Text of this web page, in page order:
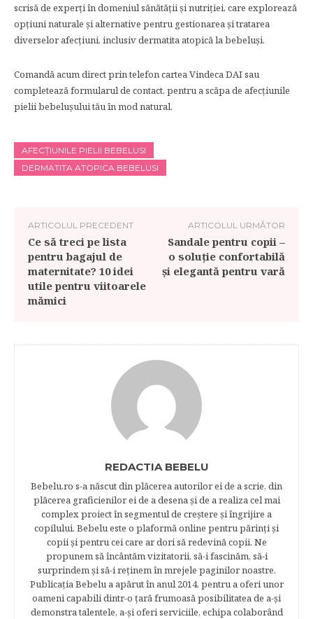
scrisă de experți în domeniul sănătății și nutriției, care explorează
opțiuni naturale și alternative pentru gestionarea și tratarea
diverselor afecțiuni, inclusiv dermatita atopică la bebeluși.
Comandă acum direct prin telefon cartea Vindeca DAI sau
completează formularul de contact, pentru a scăpa de afecțiunile
pielii bebelușului tău în mod natural.
AFECȚIUNILE PIELII BEBELUSI
DERMATITA ATOPICA BEBELUSI
ARTICOLUL PRECEDENT
Ce să treci pe lista
pentru bagajul de
maternitate? 10 idei
utile pentru viitoarele
mămici
ARTICOLUL URMĂTOR
Sandale pentru copii –
o soluție confortabilă
și elegantă pentru vară
REDACTIA BEBELU
Bebelu.ro s-a născut din plăcerea autorilor ei de a scrie, din
plăcerea graficienilor ei de a desena şi de a realiza cel mai
complex proiect în segmentul de creştere şi îngrijire a
copilului. Bebelu este o plaformă online pentru părinţi şi
copii şi pentru cei care ar dori să redevină copii. Ne
propunem să încântăm vizitatorii, să-i fascinăm, să-i
surprindem şi să-i reţinem în mrejele paginilor noastre.​
Publicația Bebelu a apărut în anul 2014, pentru a oferi unor
oameni capabili dintr-o ţară frumoasă posibilitatea de a-şi
demonstra talentele, a-şi oferi serviciile, echipa colaborând